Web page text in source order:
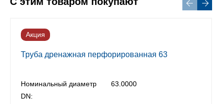
Акция
Труба дренажная перфорированная 63
Номинальный диаметр
DN:
63.0000